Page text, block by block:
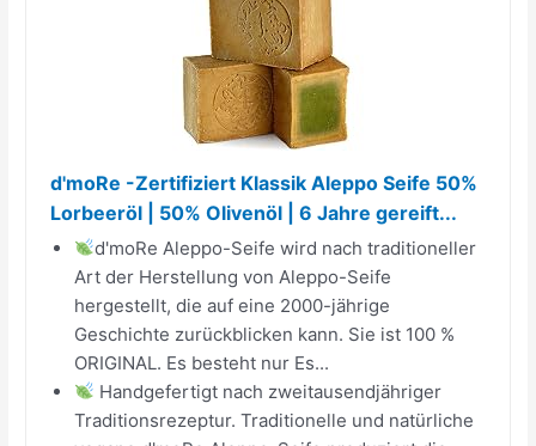
d'moRe -Zertifiziert Klassik Aleppo Seife 50%
Lorbeeröl | 50% Olivenöl | 6 Jahre gereift...
d'moRe Aleppo-Seife wird nach traditioneller
Art der Herstellung von Aleppo-Seife
hergestellt, die auf eine 2000-jährige
Geschichte zurückblicken kann. Sie ist 100 %
ORIGINAL. Es besteht nur Es...
Handgefertigt nach zweitausendjähriger
Traditionsrezeptur. Traditionelle und natürliche